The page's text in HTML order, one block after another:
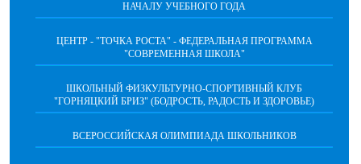
НАЧАЛУ УЧЕБНОГО ГОДА
ЦЕНТР - "ТОЧКА РОСТА" - ФЕДЕРАЛЬНАЯ ПРОГРАММА
"СОВРЕМЕННАЯ ШКОЛА"
ШКОЛЬНЫЙ ФИЗКУЛЬТУРНО-СПОРТИВНЫЙ КЛУБ
"ГОРНЯЦКИЙ БРИЗ" (БОДРОСТЬ, РАДОСТЬ И ЗДОРОВЬЕ)
ВСЕРОССИЙСКАЯ ОЛИМПИАДА ШКОЛЬНИКОВ